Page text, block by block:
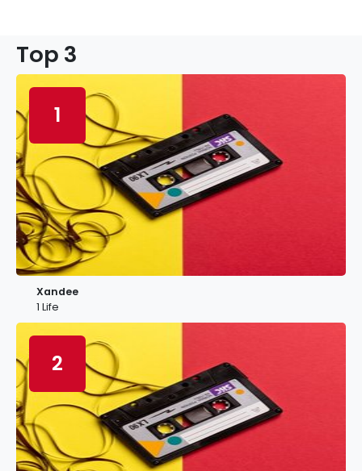
Top 3
1
Xandee
1 Life
2